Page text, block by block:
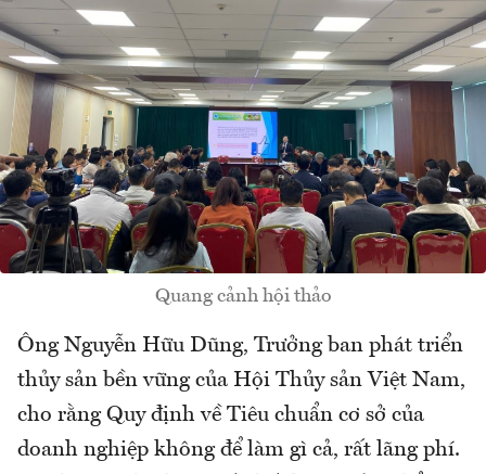
Quang cảnh hội thảo
Ông Nguyễn Hữu Dũng, Trưởng ban phát triển
thủy sản bền vững của Hội Thủy sản Việt Nam,
cho rằng Quy định về Tiêu chuẩn cơ sở của
doanh nghiệp không để làm gì cả, rất lãng phí.